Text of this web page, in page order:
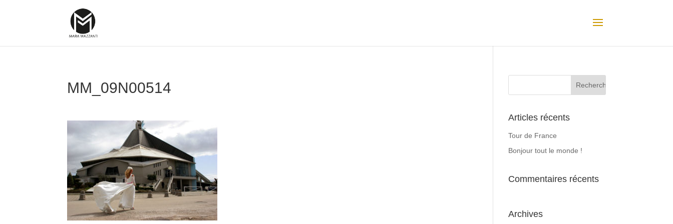
MM_09N00514
Articles récents
Tour de France
Bonjour tout le monde !
Commentaires récents
Archives